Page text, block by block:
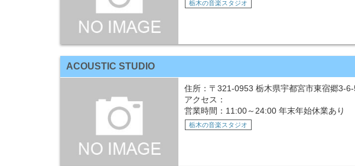
栃木の音楽スタジオ
ACOUSTIC STUDIO
住所：〒321-0953 栃木県宇都宮市東宿郷3-
アクセス：
営業時間：11:00～24:00 年末年始休業あり
栃木の音楽スタジオ